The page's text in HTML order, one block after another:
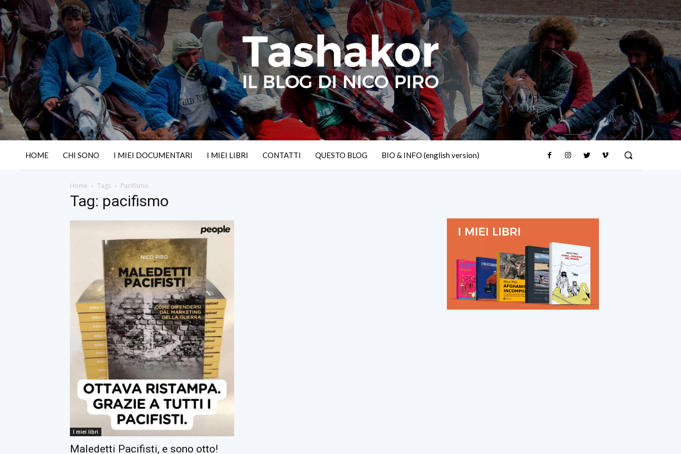
HOME CHI SONO I MIEI DOCUMENTARI I MIEI LIBRI CONTATTI QUESTO BLOG BIO & INFO (english version)
Home Tags Pacifismo
Tag: pacifismo
I miei libri
Maledetti Pacifisti, e sono otto!